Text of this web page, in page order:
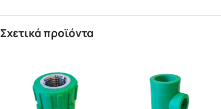
Σχετικά προϊόντα